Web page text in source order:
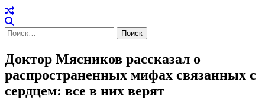
Найти:
Доктор Мясников рассказал о
распространенных мифах связанных с
сердцем: все в них верят